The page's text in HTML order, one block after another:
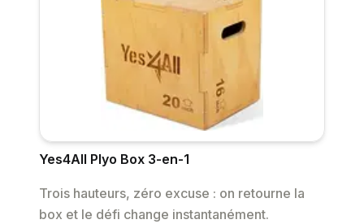
Yes4All Plyo Box 3-en-1
Trois hauteurs, zéro excuse : on retourne la
box et le défi change instantanément.